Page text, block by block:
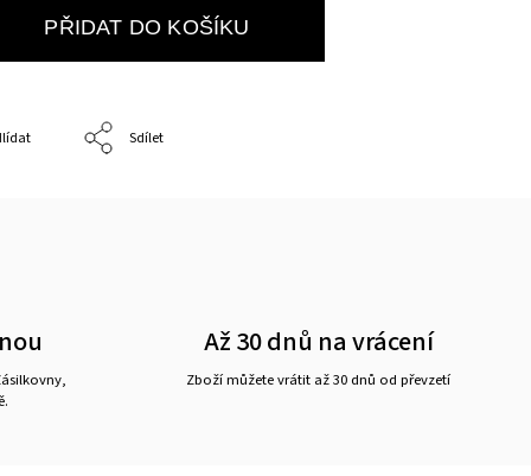
PŘIDAT DO KOŠÍKU
Sdílet
Až 30 dnů na vrácení
Zboží můžete vrátit až 30 dnů od převzetí